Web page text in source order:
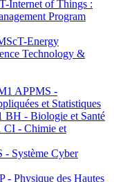
Internet of Things :
Program
Energy
Technology &
APPMS -
et Statistiques
- Biologie et Santé
- Chimie et
- Système Cyber
- Physique des Hautes